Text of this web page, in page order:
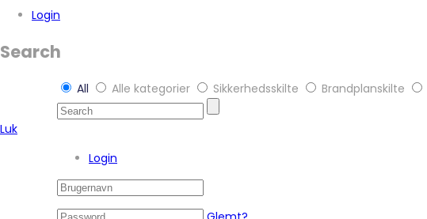
Login
Search
All Alle kategorier Sikkerhedsskilte Brandplanskilte
Luk
Login